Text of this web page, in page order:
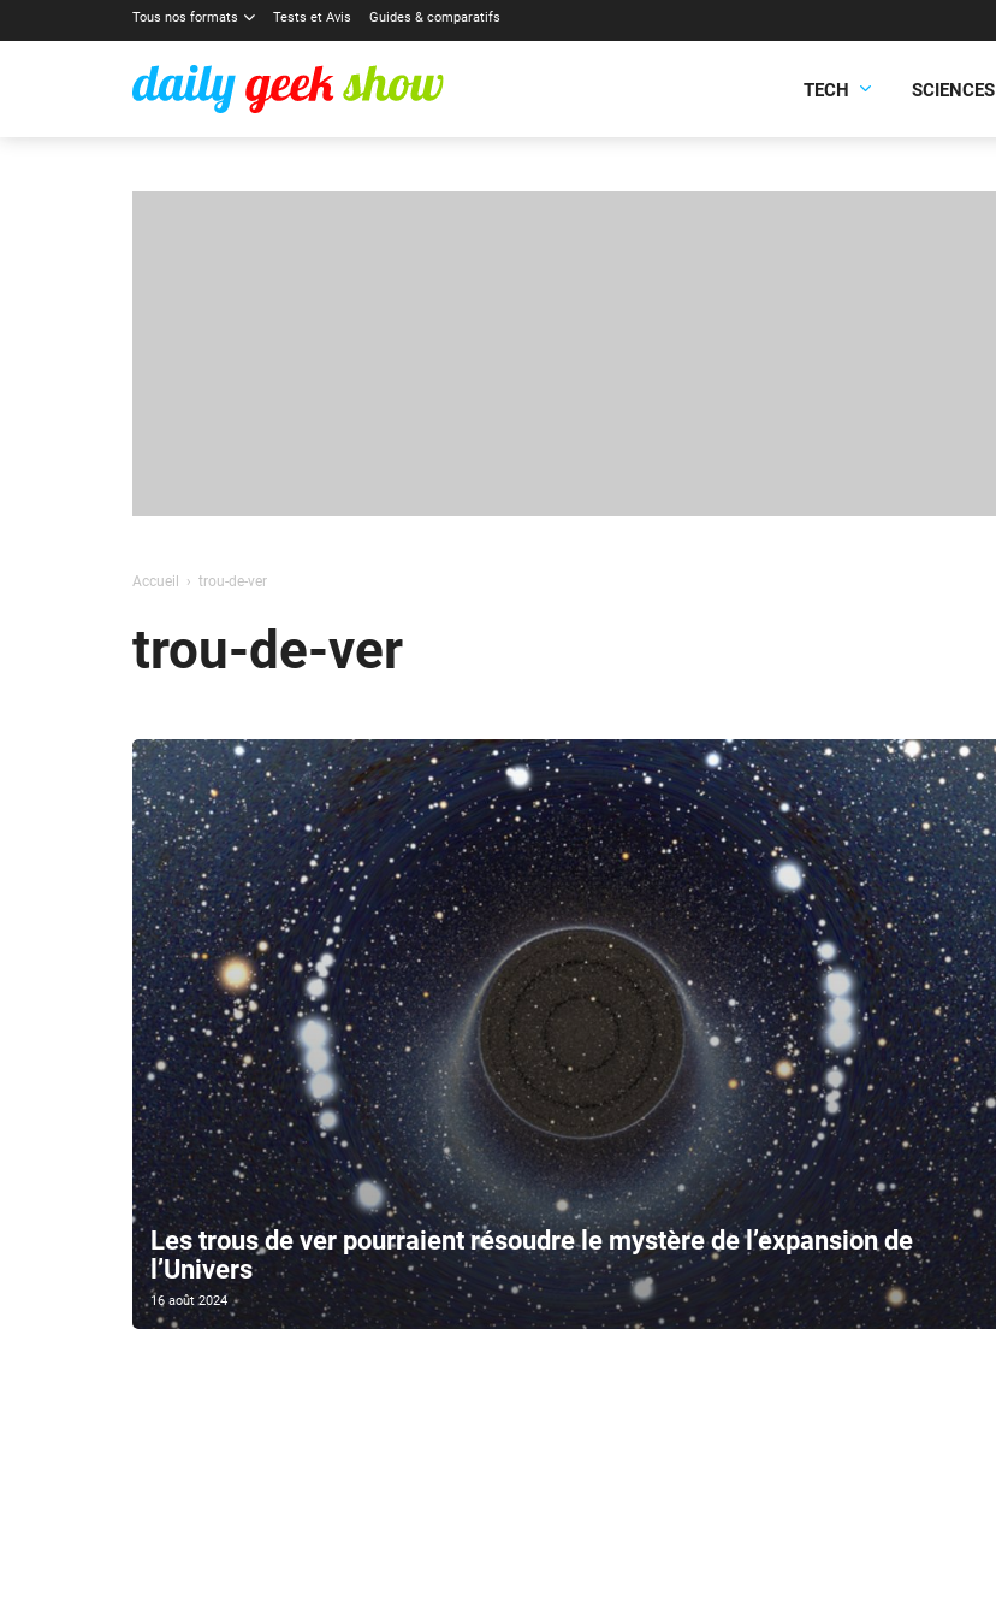
Tous nos formats Tests et Avis Guides & comparatifs
TECH SCIENCES
Accueil trou-de-ver
trou-de-ver
Les trous de ver pourraient résoudre le mystère de l’expansion de
l’Univers
16 août 2024